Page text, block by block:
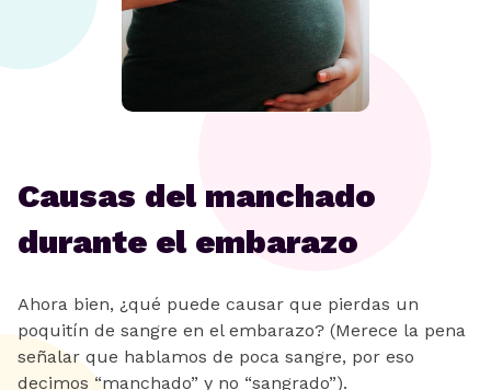
Causas del manchado
durante el embarazo
Ahora bien, ¿qué puede causar que pierdas un
poquitín de sangre en el embarazo? (Merece la pena
señalar que hablamos de poca sangre, por eso
decimos “manchado” y no “sangrado”).